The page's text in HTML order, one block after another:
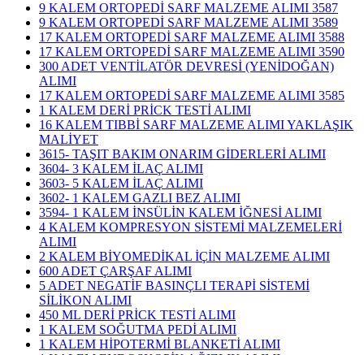
9 KALEM ORTOPEDİ SARF MALZEME ALIMI 3587
9 KALEM ORTOPEDİ SARF MALZEME ALIMI 3589
17 KALEM ORTOPEDİ SARF MALZEME ALIMI 3588
17 KALEM ORTOPEDİ SARF MALZEME ALIMI 3590
300 ADET VENTİLATÖR DEVRESİ (YENİDOĞAN)
ALIMI
17 KALEM ORTOPEDİ SARF MALZEME ALIMI 3585
1 KALEM DERİ PRİCK TESTİ ALIMI
16 KALEM TIBBİ SARF MALZEME ALIMI YAKLAŞIK
MALİYET
3615- TAŞIT BAKIM ONARIM GİDERLERİ ALIMI
3604- 3 KALEM İLAÇ ALIMI
3603- 5 KALEM İLAÇ ALIMI
3602- 1 KALEM GAZLI BEZ ALIMI
3594- 1 KALEM İNSÜLİN KALEM İĞNESİ ALIMI
4 KALEM KOMPRESYON SİSTEMİ MALZEMELERİ
ALIMI
2 KALEM BİYOMEDİKAL İÇİN MALZEME ALIMI
600 ADET ÇARŞAF ALIMI
5 ADET NEGATİF BASINÇLI TERAPİ SİSTEMİ
SİLİKON ALIMI
450 ML DERİ PRİCK TESTİ ALIMI
1 KALEM SOĞUTMA PEDİ ALIMI
1 KALEM HİPOTERMİ BLANKETİ ALIMI